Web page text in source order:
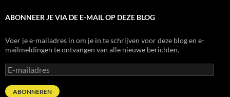
ABONNEER JE VIA DE E-MAIL OP DEZE BLOG
Voer je e-mailadres in om je in te schrijven voor deze blog en e-
mailmeldingen te ontvangen van alle nieuwe berichten.
E-
mailadres
ABONNEREN